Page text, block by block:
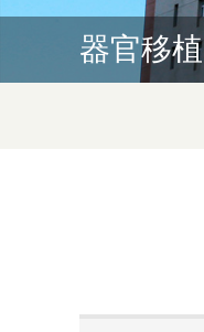
器官移植